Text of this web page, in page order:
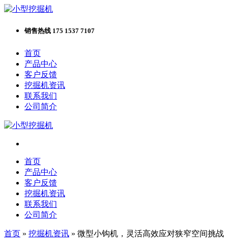
销售热线 175 1537 7107
首页
产品中心
客户反馈
挖掘机资讯
联系我们
公司简介
首页
产品中心
客户反馈
挖掘机资讯
联系我们
公司简介
首页 » 挖掘机资讯 » 微型小钩机，灵活高效应对狭窄空间挑战